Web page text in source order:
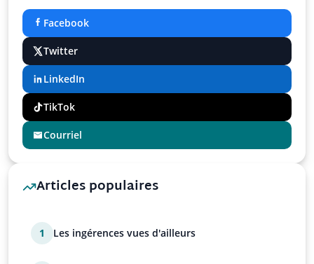
Facebook
Twitter
LinkedIn
TikTok
Courriel
Articles populaires
1 Les ingérences vues d'ailleurs